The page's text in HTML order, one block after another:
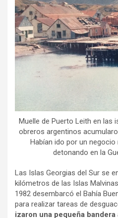
Muelle de Puerto Leith en las
obreros argentinos
Habían ido por un
detonando en la
Las Islas Georgias del Sur se
kilómetros de las Islas
1982 desembarcó el Bahía
para realizar tareas de
izaron una pequeña